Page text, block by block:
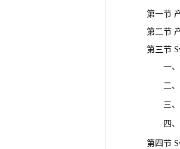
第一节 产
第二节 产
第三节
一、产
二、价
三、渠
四、购
第四节